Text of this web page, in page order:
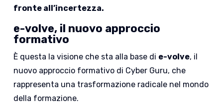
fronte all’incertezza.
e-volve, il nuovo approccio
formativo
È questa la visione che sta alla base di e-volve, il
nuovo approccio formativo di Cyber Guru, che
rappresenta una trasformazione radicale nel mondo
della formazione.